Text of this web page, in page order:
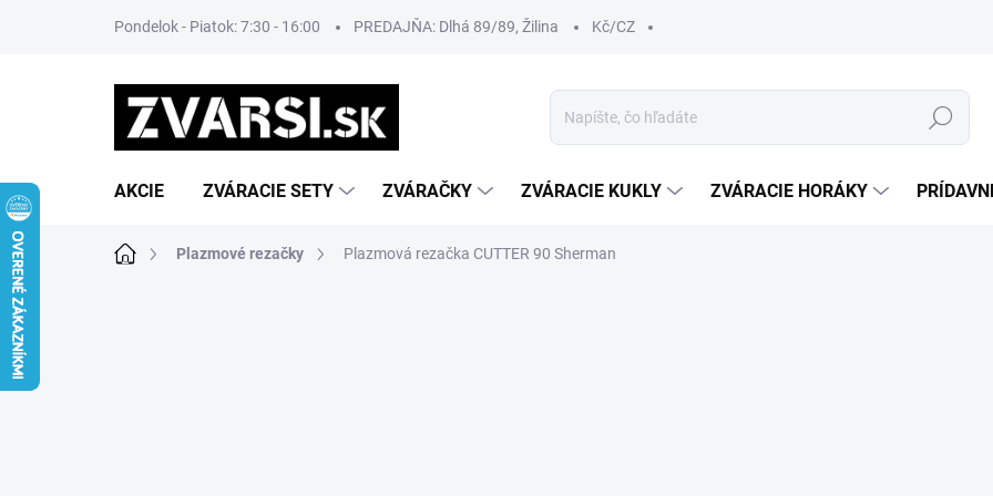
Pondelok - Piatok: 7:30 - 16:00 PREDAJŇA: Dlhá 89/89, Žilina Kč/CZ
Hľadať
AKCIE ZVÁRACIE SETY ZVÁRAČKY ZVÁRACIE KUKLY ZVÁRACIE HORÁKY
DomovPlazmové rezačky Plazmová rezačka CUTTER 90 Sherman